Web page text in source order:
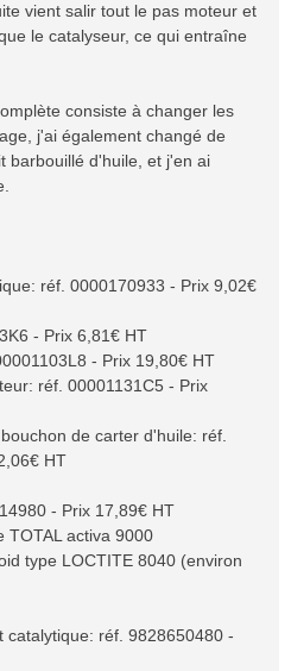
vient salir tout le pas moteur et
le catalyseur, ce qui entraîne
consiste à changer les
j'ai également changé de
barbouillé d'huile, et j'en ai
réf. 0000170933 - Prix 9,02€
- Prix 6,81€ HT
- Prix 19,80€ HT
réf. 00001131C5 - Prix
de carter d'huile: réf.
HT
- Prix 17,89€ HT
TOTAL activa 9000
type LOCTITE 8040 (environ
catalytique: réf. 9828650480 -